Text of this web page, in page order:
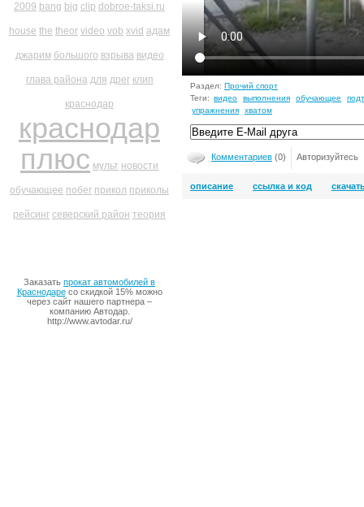
2009 bang big clip dobroe-taksi.ru
house the theor video vob xvid адам
джарим большого взрыва видео
глава района для дрег клип
краснодар
краснодар
плюс мульт новости
обучающее побег прикол приколы
рейсинг северский район теория
Заказать прокат автомобилей в
Краснодаресо скидкой 15% можно
через сайт нашего партнера –
компанию Автодар.
http://www.avtodar.ru/
Раздел: Прочий спорт
Теги: видео выполнения обучающее
упражнения
хватом
Комментариев (0) Авторизуйтесь
описание ссылка и код